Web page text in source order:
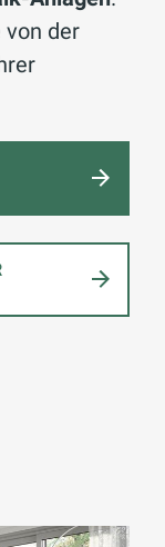
von der